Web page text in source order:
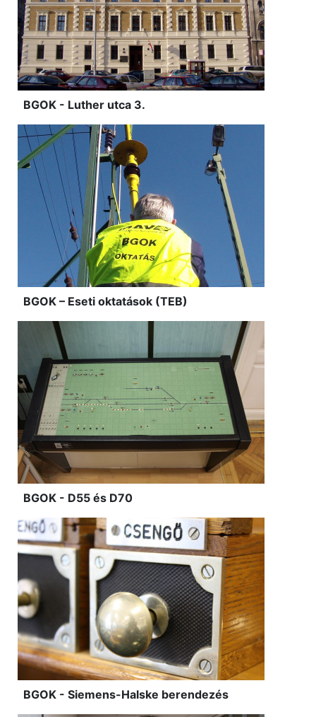
BGOK - Luther utca 3.
BGOK – Eseti oktatások (TEB)
BGOK - D55 és D70
BGOK - Siemens-Halske berendezés